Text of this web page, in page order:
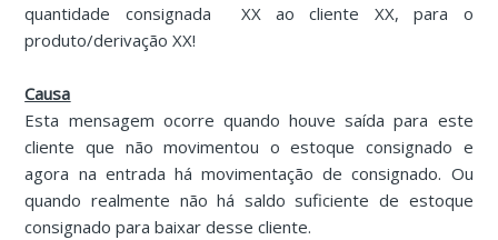
quantidade consignada XX ao cliente XX, para o
produto/derivação XX!
Causa
Esta mensagem ocorre quando houve saída para este
cliente que não movimentou o estoque consignado e
agora na entrada há movimentação de consignado. Ou
quando realmente não há saldo suficiente de estoque
consignado para baixar desse cliente.